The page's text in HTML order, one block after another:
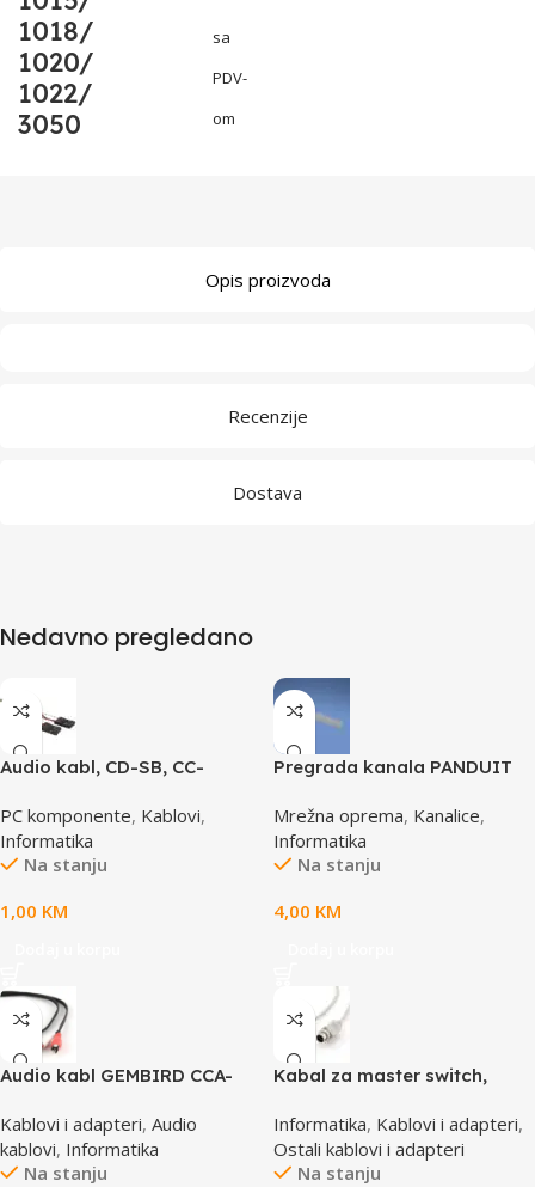
1018/
1020/
1022/
3050
sa
PDV-
om
Opis proizvoda
Recenzije
Dostava
Nedavno pregledano
Audio kabl, CD-SB, CC-
PC komponente, Kablovi,
Informatika
Na stanju
1,00 KM
Pregrada kanala PANDUIT
Mrežna oprema, Kanalice,
Informatika
Na stanju
4,00 KM
Audio kabl GEMBIRD CCA-
phono, 1,5m
Kablovi i adapteri, Audio
kablovi, Informatika
Na stanju
Kabal za master switch,
GEMBIRD
Informatika, Kablovi i adapteri,
Ostali kablovi i adapteri
Na stanju